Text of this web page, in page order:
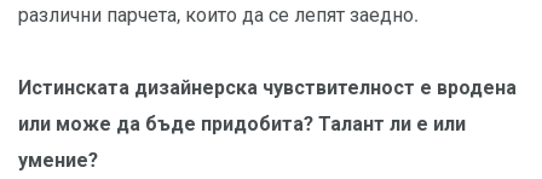
различни парчета, които да се лепят заедно.
Истинската дизайнерска чувствителност е вродена
или може да бъде придобита? Талант ли е или
умение?